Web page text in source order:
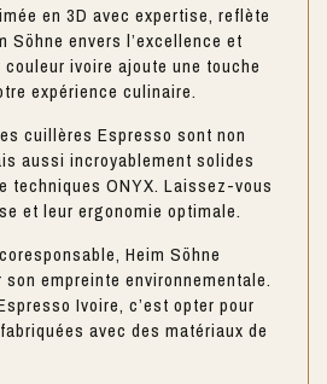
en 3D avec expertise, reflète
Söhne envers l’excellence et
couleur ivoire ajoute une touche
expérience culinaire.
cuillères Espresso sont non
aussi incroyablement solides
techniques ONYX. Laissez-vous
et leur ergonomie optimale.
Heim Söhne
empreinte environnementale.
Ivoire, c’est opter pour
avec des matériaux de